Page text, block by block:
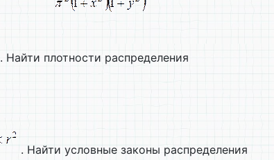
. Найти плотности распределения
. Найти условные законы распределения